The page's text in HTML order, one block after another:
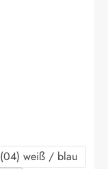
(04) weiß / blau